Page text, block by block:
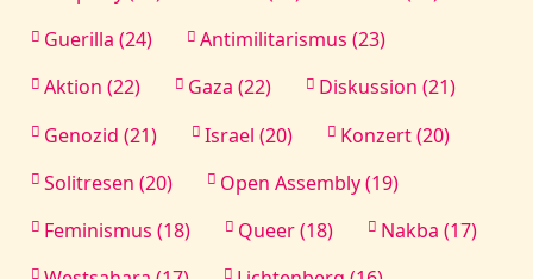
Guerilla (24)
Antimilitarismus (23)
Aktion (22)
Gaza (22)
Diskussion (21)
Genozid (21)
Israel (20)
Konzert (20)
Solitresen (20)
Open Assembly (19)
Feminismus (18)
Queer (18)
Nakba (17)